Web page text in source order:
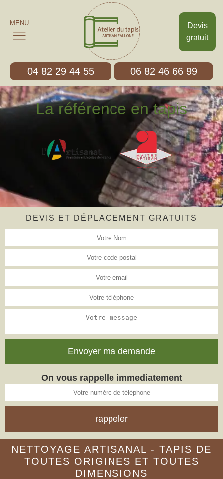
Devis
gratuit
MENU
04 82 29 44 55 06 82 46 66 99
La référence en tapis
DEVIS ET DÉPLACEMENT GRATUITS
On vous rappelle immediatement
NETTOYAGE ARTISANAL - TAPIS DE
TOUTES ORIGINES ET TOUTES
DIMENSIONS